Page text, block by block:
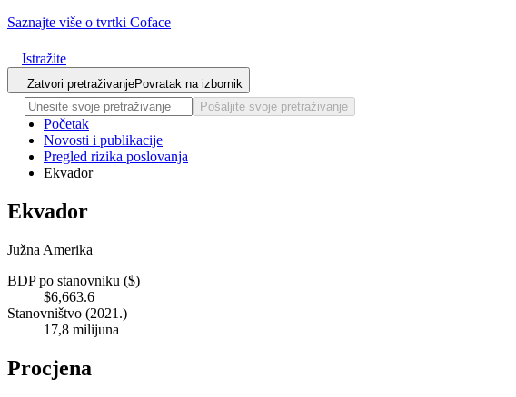
Saznajte više o tvrtki Coface
Istražite
Zatvori pretraživanjePovratak na izbornik
Pošaljite svoje pretraživanje
Početak
Novosti i publikacije
Pregled rizika poslovanja
Ekvador
Ekvador
Južna Amerika
BDP po stanovniku ($)
$6,663.6
Stanovništvo (2021.)
17,8 milijuna
Procjena